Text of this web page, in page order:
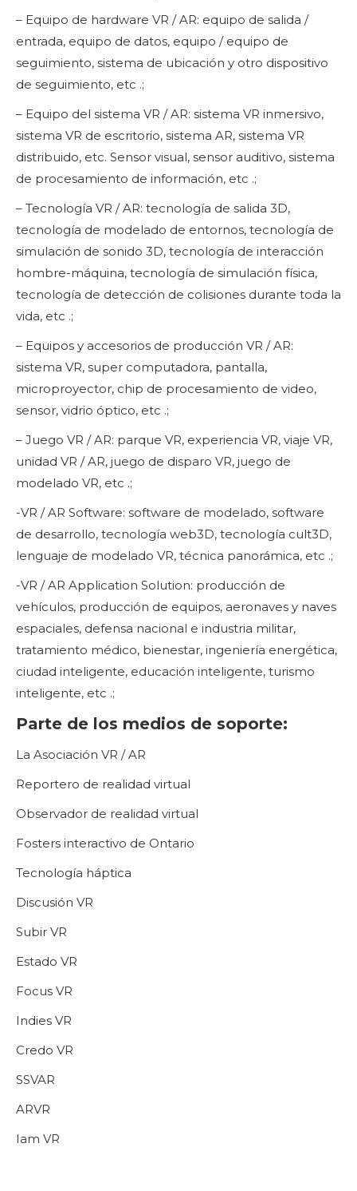
– Equipo de hardware VR / AR: equipo de salida /
entrada, equipo de datos, equipo / equipo de
seguimiento, sistema de ubicación y otro dispositivo
de seguimiento, etc .;
– Equipo del sistema VR / AR: sistema VR inmersivo,
sistema VR de escritorio, sistema AR, sistema VR
distribuido, etc. Sensor visual, sensor auditivo, sistema
de procesamiento de información, etc .;
– Tecnología VR / AR: tecnología de salida 3D,
tecnología de modelado de entornos, tecnología de
simulación de sonido 3D, tecnología de interacción
hombre-máquina, tecnología de simulación física,
tecnología de detección de colisiones durante toda la
vida, etc .;
– Equipos y accesorios de producción VR / AR:
sistema VR, super computadora, pantalla,
microproyector, chip de procesamiento de video,
sensor, vidrio óptico, etc .;
– Juego VR / AR: parque VR, experiencia VR, viaje VR,
unidad VR / AR, juego de disparo VR, juego de
modelado VR, etc .;
-VR / AR Software: software de modelado, software
de desarrollo, tecnología web3D, tecnología cult3D,
lenguaje de modelado VR, técnica panorámica, etc .;
-VR / AR Application Solution: producción de
vehículos, producción de equipos, aeronaves y naves
espaciales, defensa nacional e industria militar,
tratamiento médico, bienestar, ingeniería energética,
ciudad inteligente, educación inteligente, turismo
inteligente, etc .;
Parte de los medios de soporte:
La Asociación VR / AR
Reportero de realidad virtual
Observador de realidad virtual
Fosters interactivo de Ontario
Tecnología háptica
Discusión VR
Subir VR
Estado VR
Focus VR
Indies VR
Credo VR
SSVAR
ARVR
Iam VR